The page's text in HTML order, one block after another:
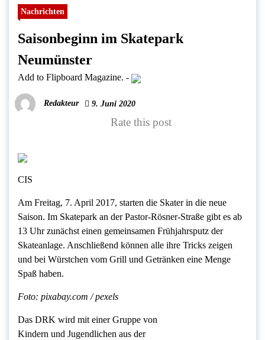
Nachrichten
Saisonbeginn im Skatepark
Neumünster
Add to Flipboard Magazine. -
Redakteur 9. Juni 2020
Rate this post
CIS
Am Freitag, 7. April 2017, starten die Skater in die neue
Saison. Im Skatepark an der Pastor-Rösner-Straße gibt es ab
13 Uhr zunächst einen gemeinsamen Frühjahrsputz der
Skateanlage. Anschließend können alle ihre Tricks zeigen
und bei Würstchen vom Grill und Getränken eine Menge
Spaß haben.
Foto: pixabay.com / pexels
Das DRK wird mit einer Gruppe von
Kindern und Jugendlichen aus der